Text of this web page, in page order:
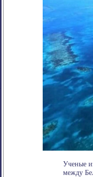
Ученые
между